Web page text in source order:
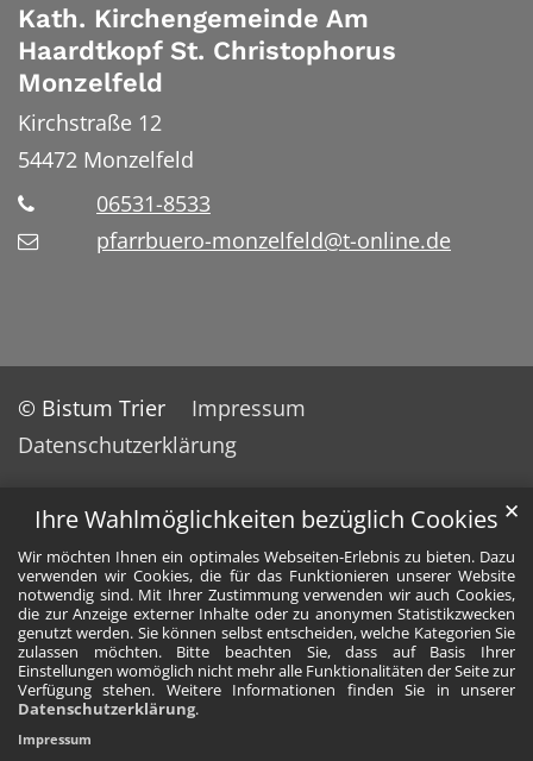
Ihre Wahlmöglichkeiten bezüglich Cookies
Wir möchten Ihnen ein optimales Webseiten-Erlebnis zu bieten. Dazu
verwenden wir Cookies, die für das Funktionieren unserer Website
notwendig sind. Mit Ihrer Zustimmung verwenden wir auch Cookies,
die zur Anzeige externer Inhalte oder zu anonymen Statistikzwecken
genutzt werden. Sie können selbst entscheiden, welche Kategorien Sie
zulassen möchten. Bitte beachten Sie, dass auf Basis Ihrer
Einstellungen womöglich nicht mehr alle Funktionalitäten der Seite zur
Verfügung stehen. Weitere Informationen finden Sie in unserer
Datenschutzerklärung.
✕
Impressum
Kath. Kirchengemeinde Am
Haardtkopf St. Christophorus
Monzelfeld
Kirchstraße 12
54472 Monzelfeld
06531-8533
pfarrbuero-monzelfeld@t-online.de
© Bistum Trier
Impressum
Datenschutzerklärung